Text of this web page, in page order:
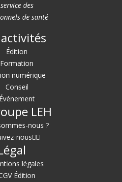
des
de santé
Édition
Formation
numérique
Conseil
Événement
LEH
nous ?
nous
légales
Édition